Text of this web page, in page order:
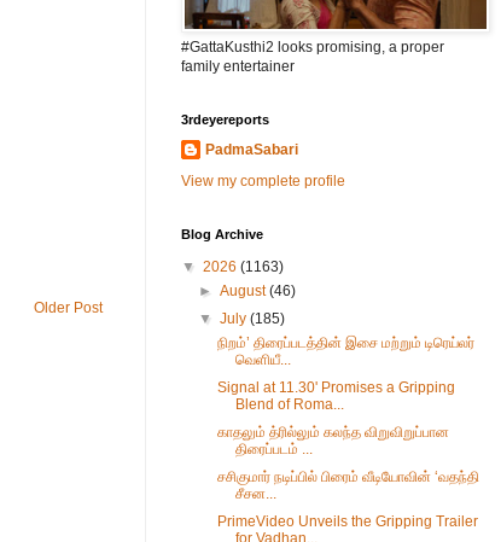
Older Post
#GattaKusthi2 looks promising, a proper
family entertainer
3rdeyereports
PadmaSabari
View my complete profile
Blog Archive
▼ 2026 (1163)
►August(46)
▼July(185)
நிறம்’ திரைப்படத்தின் இசை மற்றும் டிரெய்லர்
வெளியீ...
Signal at 11.30' Promises a Gripping
Blend of Roma...
காதலும் த்ரில்லும் கலந்த விறுவிறுப்பான
திரைப்படம் ...
சசிகுமார் நடிப்பில் பிரைம் வீடியோவின் ‘வதந்தி
சீசன...
PrimeVideo Unveils the Gripping Trailer